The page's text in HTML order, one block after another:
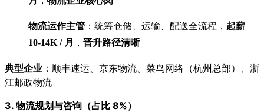
物流运作主管 ：统筹仓储、运输、配送全流程， 起薪
10-14K / 月
， 晋升路径清晰
典型企业 ：顺丰速运、京东物流、菜鸟网络（杭州总部）、浙
江邮政物流
3. 物流规划与咨询（占比 8%）